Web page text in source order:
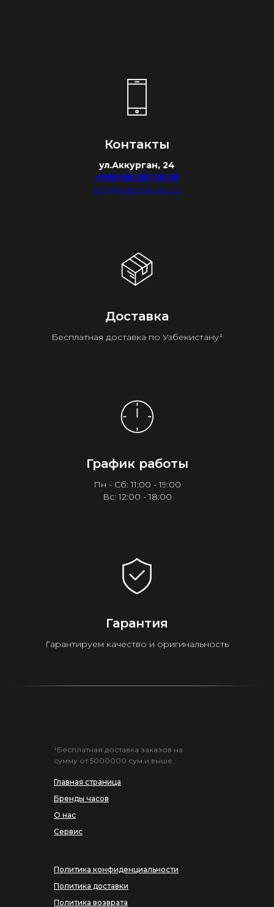
Контакты
ул.Аккурган, 24
+998 88 281 28 28
info@watchdealer.uz
Доставка
Бесплатная доставка по Узбекистану¹
График работы
Пн - Сб: 11:00 - 19:00
Вс: 12:00 - 18:00
Гарантия
Гарантируем качество и оригинальность
Главная страница
Бренды часов
О нас
Сервис
¹Бесплатная доставка заказов на
сумму от 5000000 сум и выше.
Политика конфиденциальности
Политика доставки
Политика возврата